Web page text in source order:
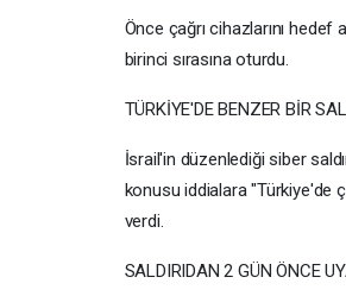
Önce çağrı cihazlarını
birinci sırasına oturdu.
TÜRKİYE'DE BENZER BİR
İsrail'in düzenlediği siber
konusu iddialara "Türkiye'de
verdi.
SALDIRIDAN 2 GÜN ÖNCE